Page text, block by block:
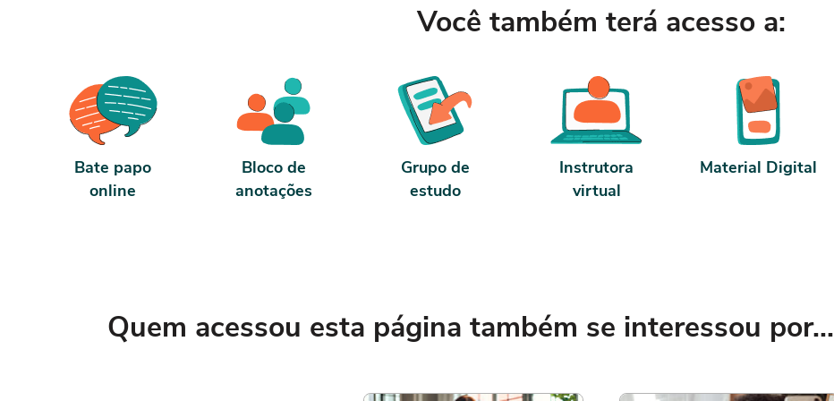
Você também terá acesso a:
Bate papo
online
Bloco de
anotações
Grupo de
estudo
Instrutora
virtual
Material Digital
Quem acessou esta página também se interessou por...